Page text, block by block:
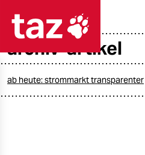
taz zahl ich
archiv-artikel
ab heute: strommarkt transparenter